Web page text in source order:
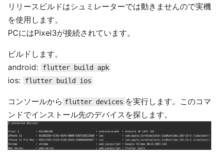
リリースビルドはシュミレーターでは動きませんので実機
を使用します。
PCにはPixel3が接続されています。
ビルドします。
android:
flutter build apk
ios: flutter build ios
コンソールから flutter devices を実行します。このコマ
ンドでインストール先のデバイスを探します。